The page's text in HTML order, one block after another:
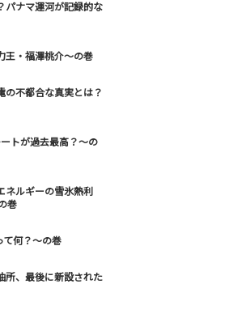
ナマ運河が記録的な
・福澤桃介～の巻
不都合な真実とは？
トが過去最高？～の
ルギーの雪氷熱利
巻
何？～の巻
、最後に新設された